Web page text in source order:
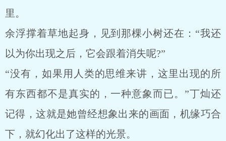
里。
余浮撑着草地起身，见到那棵小树还在：“我还
以为你出现之后，它会跟着消失呢?”
“没有，如果用人类的思维来讲，这里出现的所
有东西都不是真实的，一种意象而已。”丁灿还
记得，这就是她曾经想象出来的画面，机缘巧合
下，就幻化出了这样的光景。